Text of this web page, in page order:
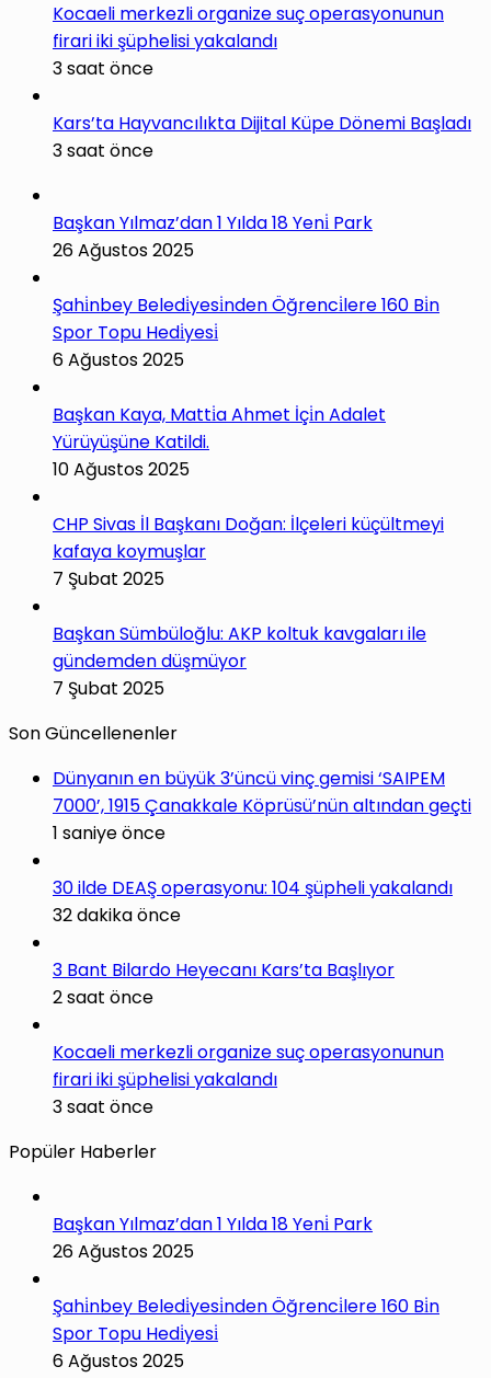
Kocaeli merkezli organize suç operasyonunun
firari iki şüphelisi yakalandı
3 saat önce
Kars’ta Hayvancılıkta Dijital Küpe Dönemi Başladı
3 saat önce
Başkan Yılmaz’dan 1 Yılda 18 Yeni̇ Park
26 Ağustos 2025
Şahi̇nbey Beledi̇yesi̇nden Öğrenci̇lere 160 Bi̇n
Spor Topu Hedi̇yesi̇
6 Ağustos 2025
Başkan Kaya, Matti̇a Ahmet İçi̇n Adalet
Yürüyüşüne Katildi.
10 Ağustos 2025
CHP Sivas İl Başkanı Doğan: İlçeleri küçültmeyi
kafaya koymuşlar
7 Şubat 2025
Başkan Sümbüloğlu: AKP koltuk kavgaları ile
gündemden düşmüyor
7 Şubat 2025
Son Güncellenenler
Dünyanın en büyük 3’üncü vinç gemisi ‘SAIPEM
7000’, 1915 Çanakkale Köprüsü’nün altından geçti
1 saniye önce
30 ilde DEAŞ operasyonu: 104 şüpheli yakalandı
32 dakika önce
3 Bant Bilardo Heyecanı Kars’ta Başlıyor
2 saat önce
Kocaeli merkezli organize suç operasyonunun
firari iki şüphelisi yakalandı
3 saat önce
Popüler Haberler
Başkan Yılmaz’dan 1 Yılda 18 Yeni̇ Park
26 Ağustos 2025
Şahi̇nbey Beledi̇yesi̇nden Öğrenci̇lere 160 Bi̇n
Spor Topu Hedi̇yesi̇
6 Ağustos 2025